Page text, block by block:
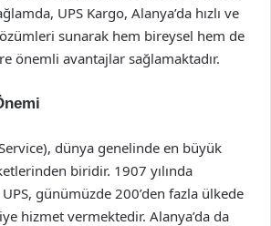
UPS Kargo, Alanya’da hızlı ve
sunarak hem bireysel hem de
önemli avantajlar sağlamaktadır.
dünya genelinde en büyük
biridir. 1907 yılında
günümüzde 200’den fazla ülkede
hizmet vermektedir. Alanya’da da